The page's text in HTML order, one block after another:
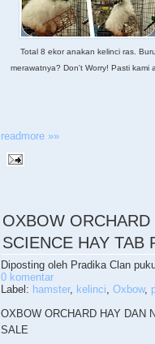
Total 8 ekor anakan kelinci ras.
merawatnya? Don't Worry! Pasti kami
readmore »»
OXBOW ORCHARD
SCIENCE HAY TAB
Diposting oleh Pradika Clan
0 komentar
Label: hamster, kelinci, Oxbow,
OXBOW ORCHARD HAY DAN
SALE